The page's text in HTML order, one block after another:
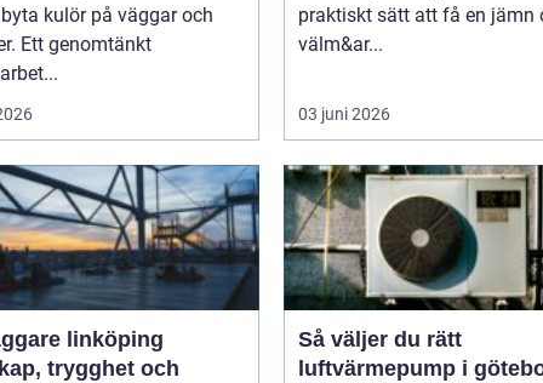
kulör på väggar och
Ett genomtänkt
praktiskt sätt att få en jämn
välm&ar...
03 juni 2026
linköping
trygghet och
Så väljer du rätt
luftvärmepump i